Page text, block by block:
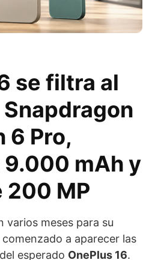
se filtra al
6 Pro,
mAh y
200 MP
varios meses para su
a aparecer las
esperado OnePlus 16.